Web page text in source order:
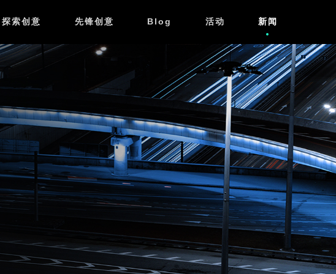
探索创意 先锋创意 Blog 活动 新闻